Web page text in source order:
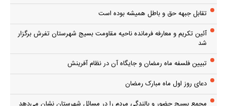
تقابل جبهه حق و باطل همیشه بوده است
آئین تکریم و معارفه فرمانده ناحیه مقاومت بسیج شهرستان تفرش برگزار
شد
تبیین فلسفه ماه رمضان و جایگاه آن در نظام آفرینش
دعای روز اول ماه مبارک رمضان